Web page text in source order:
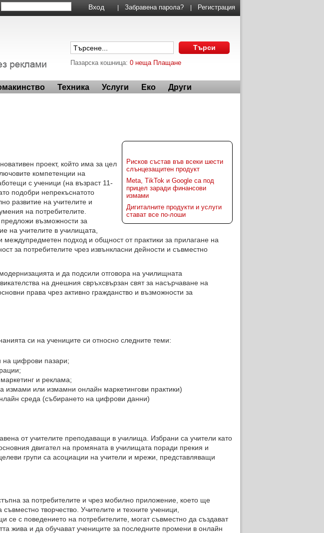
Забравена парола? Регистрация
Пазарска кошница: 0 неща Плащане
Техника Услуги Еко Други
Рисков състав във всеки шести
слънцезащитен продукт
Meta, TikTok и Google са под
прицел заради финансови
измами
Дигиталните продукти и услуги
стават все по-лоши
проект, който има за цел
компетенции на
с ученици (на възраст 11-
подобри непрекъснатото
развитие на учителите и
на потребителите.
възможности за
на учителите в училищата,
междупредметен подход и общност от практики за прилагане на
за потребителите чрез извънкласни дейности и съвместно
и да подсили отговора на училищната
на днешния свръхсвързан свят за насърчаване на
права чрез активно гражданство и възможности за
си на учениците си относно следните теми:
цифрови пазари;
и реклама;
измами или измамни онлайн маркетингови практики)
среда (събирането на цифрови данни)
от учителите преподаващи в училища. Избрани са учители като
двигател на промяната в училищата поради прекия и
групи са асоциации на учители и мрежи, представляващи
за потребителите и чрез мобилно приложение, което ще
творчество. Учителите и техните ученици,
се с поведението на потребителите, могат съвместно да създават
жива и да обучават учениците за последните промени в онлайн